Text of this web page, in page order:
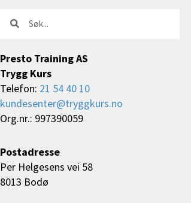
Søk
Presto Training AS
Trygg Kurs
Telefon: 21 54 40 10
kundesenter@tryggkurs.no
Org.nr.: 997390059
Postadresse
Per Helgesens vei 58
8013 Bodø